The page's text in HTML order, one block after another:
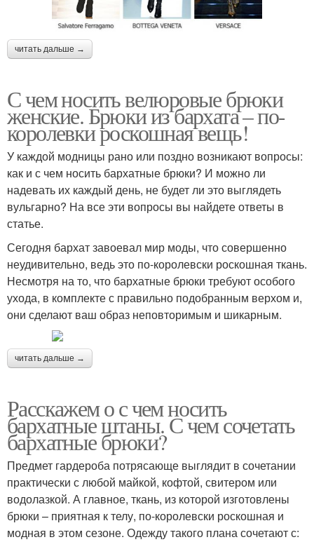
читать дальше →
С чем носить велюровые брюки
женские. Брюки из бархата – по-
королевки роскошная вещь!
У каждой модницы рано или поздно возникают вопросы:
как и с чем носить бархатные брюки? И можно ли
надевать их каждый день, не будет ли это выглядеть
вульгарно? На все эти вопросы вы найдете ответы в
статье.
Сегодня бархат завоевал мир моды, что совершенно
неудивительно, ведь это по-королевски роскошная ткань.
Несмотря на то, что бархатные брюки требуют особого
ухода, в комплекте с правильно подобранным верхом и,
они сделают ваш образ неповторимым и шикарным.
читать дальше →
Расскажем о с чем носить
бархатные штаны. С чем сочетать
бархатные брюки?
Предмет гардероба потрясающе выглядит в сочетании
практически с любой майкой, кофтой, свитером или
водолазкой. А главное, ткань, из которой изготовлены
брюки – приятная к телу, по-королевски роскошная и
модная в этом сезоне. Одежду такого плана сочетают с: